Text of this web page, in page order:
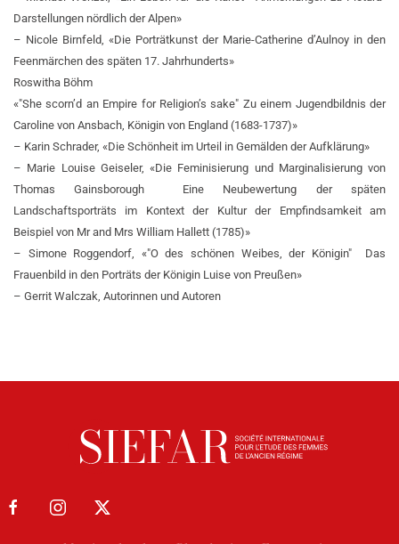
Darstellungen nördlich der Alpen»
– Nicole Birnfeld, «Die Porträtkunst der Marie-Catherine d’Aulnoy in den
Feenmärchen des späten 17. Jahrhunderts»
Roswitha Böhm
«"She scorn’d an Empire for Religion’s sake"­ Zu einem Jugendbildnis der
Caroline von Ansbach, Königin von England (1683-1737)»
– Karin Schrader, «Die Schönheit im Urteil in Gemälden der Aufklärung»
– Marie Louise Geiseler, «Die Feminisierung und Marginalisierung von
Thomas Gainsborough ­ Eine Neubewertung der späten
Landschaftsporträts im Kontext der Kultur der Empfindsamkeit am
Beispiel von Mr and Mrs William Hallett (1785)»
– Simone Roggendorf, «"O des schönen Weibes, der Königin" ­ Das
Frauenbild in den Porträts der Königin Luise von Preußen»
– Gerrit Walczak, Autorinnen und Autoren